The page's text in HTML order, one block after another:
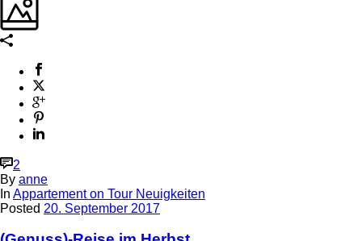
2
By anne
In Appartement on Tour Neuigkeiten
Posted 20. September 2017